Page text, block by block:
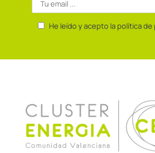
He leído y acepto la política de